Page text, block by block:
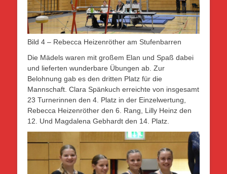
Bild 4 – Rebecca Heizenröther am Stufenbarren
Die Mädels waren mit großem Elan und Spaß dabei
und lieferten wunderbare Übungen ab. Zur
Belohnung gab es den dritten Platz für die
Mannschaft. Clara Spänkuch erreichte von insgesamt
23 Turnerinnen den 4. Platz in der Einzelwertung,
Rebecca Heizenröther den 6. Rang, Lilly Heinz den
12. Und Magdalena Gebhardt den 14. Platz.